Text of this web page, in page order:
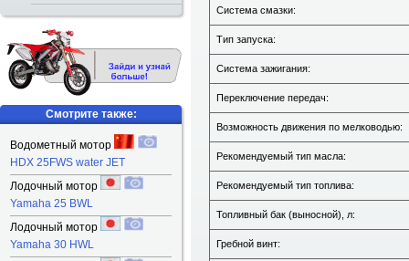
Система смазки:
Тип запуска:
Система зажигания:
Переключение передач:
Возможность движения по мелководью:
Рекомендуемый тип масла:
Рекомендуемый тип топлива:
Топливный бак (выносной), л:
Гребной винт:
Смотрите также:
Водометный мотор
HDX 25FWS water JET
Лодочный мотор
Yamaha 25 BWL
Лодочный мотор
Yamaha 30 HWL